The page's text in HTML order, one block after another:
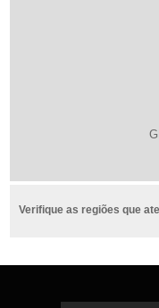
Verifique as regiões que